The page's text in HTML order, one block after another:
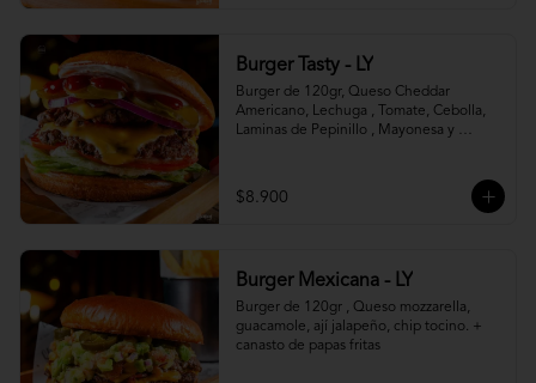
Burger Tasty - LY
Burger de 120gr, Queso Cheddar
Americano, Lechuga , Tomate, Cebolla,
Laminas de Pepinillo , Mayonesa y
$8.900
Burger Mexicana - LY
Burger de 120gr , Queso mozzarella,
guacamole, ají jalapeño, chip tocino. +
canasto de papas fritas